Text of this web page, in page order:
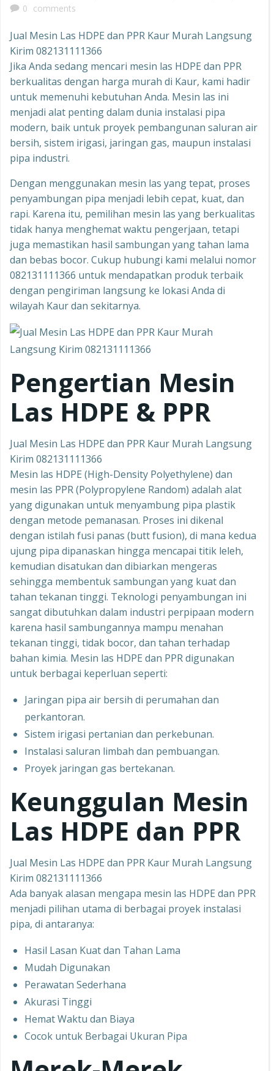
0 comments
Jual Mesin Las HDPE dan PPR Kaur Murah Langsung
Kirim 082131111366
Jika Anda sedang mencari mesin las HDPE dan PPR
berkualitas dengan harga murah di Kaur, kami hadir
untuk memenuhi kebutuhan Anda. Mesin las ini
menjadi alat penting dalam dunia instalasi pipa
modern, baik untuk proyek pembangunan saluran air
bersih, sistem irigasi, jaringan gas, maupun instalasi
pipa industri.
Dengan menggunakan mesin las yang tepat, proses
penyambungan pipa menjadi lebih cepat, kuat, dan
rapi. Karena itu, pemilihan mesin las yang berkualitas
tidak hanya menghemat waktu pengerjaan, tetapi
juga memastikan hasil sambungan yang tahan lama
dan bebas bocor. Cukup hubungi kami melalui nomor
082131111366 untuk mendapatkan produk terbaik
dengan pengiriman langsung ke lokasi Anda di
wilayah Kaur dan sekitarnya.
Pengertian Mesin
Las HDPE & PPR
Jual Mesin Las HDPE dan PPR Kaur Murah Langsung
Kirim 082131111366
Mesin las HDPE (High-Density Polyethylene) dan
mesin las PPR (Polypropylene Random) adalah alat
yang digunakan untuk menyambung pipa plastik
dengan metode pemanasan. Proses ini dikenal
dengan istilah fusi panas (butt fusion), di mana kedua
ujung pipa dipanaskan hingga mencapai titik leleh,
kemudian disatukan dan dibiarkan mengeras
sehingga membentuk sambungan yang kuat dan
tahan tekanan tinggi. Teknologi penyambungan ini
sangat dibutuhkan dalam industri perpipaan modern
karena hasil sambungannya mampu menahan
tekanan tinggi, tidak bocor, dan tahan terhadap
bahan kimia. Mesin las HDPE dan PPR digunakan
untuk berbagai keperluan seperti:
Jaringan pipa air bersih di perumahan dan
perkantoran.
Sistem irigasi pertanian dan perkebunan.
Instalasi saluran limbah dan pembuangan.
Proyek jaringan gas bertekanan.
Keunggulan Mesin
Las HDPE dan PPR
Jual Mesin Las HDPE dan PPR Kaur Murah Langsung
Kirim 082131111366
Ada banyak alasan mengapa mesin las HDPE dan PPR
menjadi pilihan utama di berbagai proyek instalasi
pipa, di antaranya:
Hasil Lasan Kuat dan Tahan Lama
Mudah Digunakan
Perawatan Sederhana
Akurasi Tinggi
Hemat Waktu dan Biaya
Cocok untuk Berbagai Ukuran Pipa